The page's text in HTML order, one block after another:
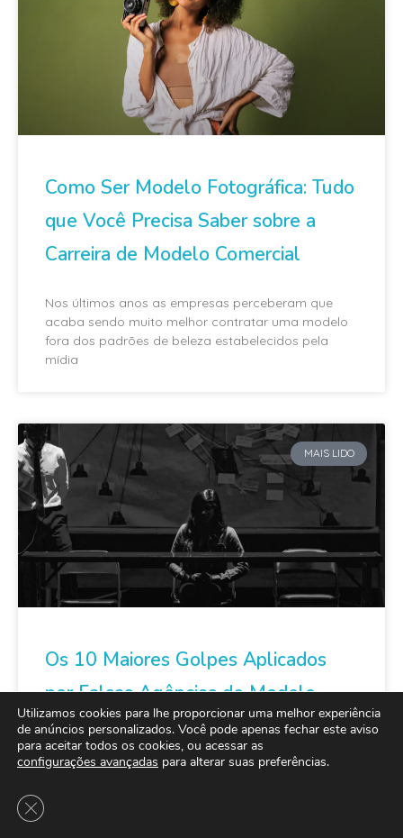
Como Ser Modelo Fotográfica: Tudo
que Você Precisa Saber sobre a
Carreira de Modelo Comercial
Nos últimos anos as empresas perceberam que
acaba sendo muito melhor contratar uma modelo
fora dos padrões de beleza estabelecidos pela
mídia
MAIS LIDO
Os 10 Maiores Golpes Aplicados
por Falsas Agências de Modelo
Encontrei o golpe mais absurdo de todos, enquanto
eu estive infiltrado em várias agências de modelo
Utilizamos cookies para lhe proporcionar uma melhor experiência
de anúncios personalizados. Você pode apenas fechar este aviso
para aceitar todos os cookies, ou acessar as
configurações avançadas para alterar suas preferências.
Close GDPR Cookie Banner